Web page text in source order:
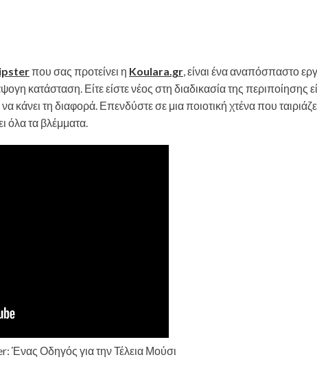
που σας προτείνει η Koulara.gr, είναι ένα αναπόσπαστο
κατάσταση. Είτε είστε νέος στη διαδικασία της περιποίησης
κάνει τη διαφορά. Επενδύστε σε μια ποιοτική χτένα που
όλα τα βλέμματα.
Ένας Οδηγός για την Τέλεια Μούσι